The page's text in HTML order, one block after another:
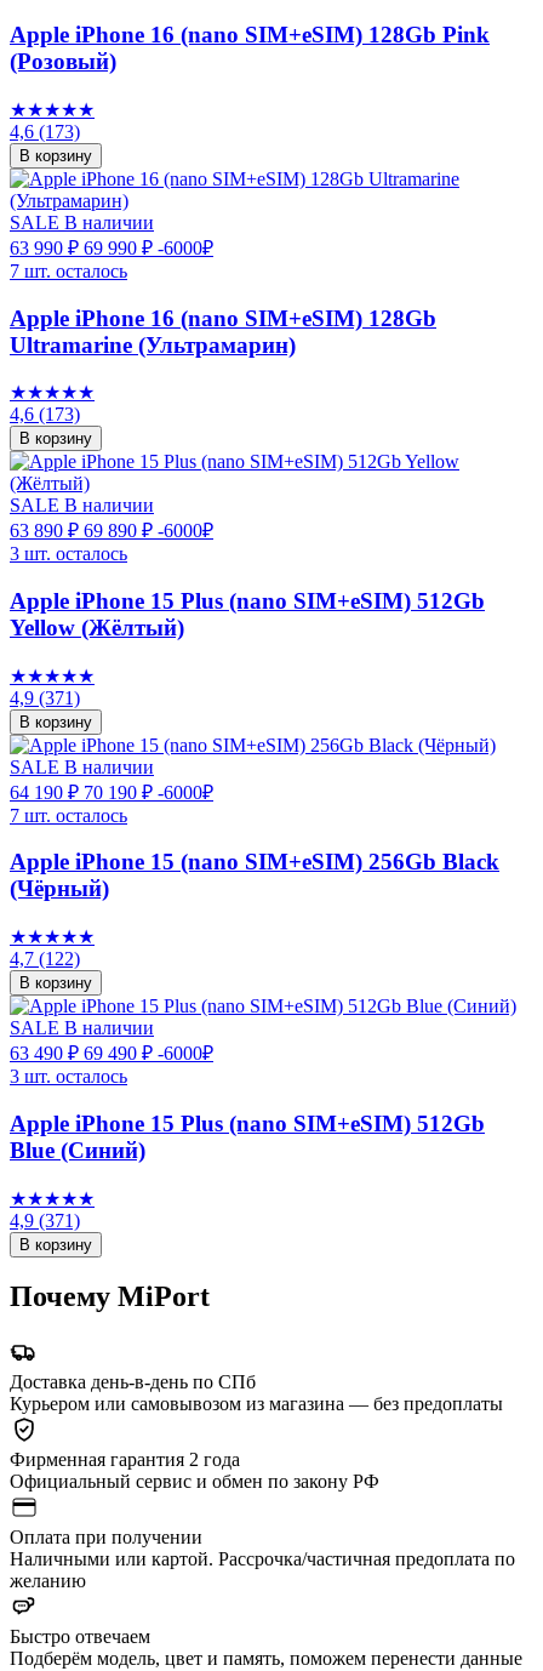
Apple iPhone 16 (nano SIM+eSIM) 128Gb Pink
(Розовый)
★★★★★
4,6 (173)
В корзину
SALE В наличии
63 990 ₽ 69 990 ₽ -6000₽
7 шт. осталось
Apple iPhone 16 (nano SIM+eSIM) 128Gb
Ultramarine (Ультрамарин)
★★★★★
4,6 (173)
В корзину
SALE В наличии
63 890 ₽ 69 890 ₽ -6000₽
3 шт. осталось
Apple iPhone 15 Plus (nano SIM+eSIM) 512Gb
Yellow (Жёлтый)
★★★★★
4,9 (371)
В корзину
SALE В наличии
64 190 ₽ 70 190 ₽ -6000₽
7 шт. осталось
Apple iPhone 15 (nano SIM+eSIM) 256Gb Black
(Чёрный)
★★★★★
4,7 (122)
В корзину
SALE В наличии
63 490 ₽ 69 490 ₽ -6000₽
3 шт. осталось
Apple iPhone 15 Plus (nano SIM+eSIM) 512Gb
Blue (Синий)
★★★★★
4,9 (371)
В корзину
Почему MiPort
Доставка день-в-день по СПб
Курьером или самовывозом из магазина — без предоплаты
Фирменная гарантия 2 года
Официальный сервис и обмен по закону РФ
Оплата при получении
Наличными или картой. Рассрочка/частичная предоплата по
желанию
Быстро отвечаем
Подберём модель, цвет и память, поможем перенести данные